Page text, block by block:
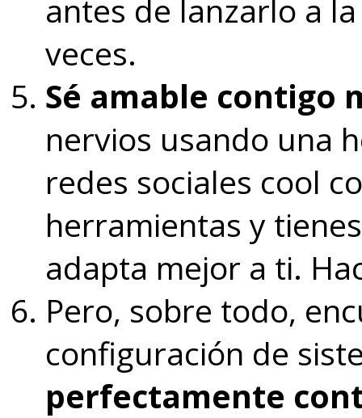
antes de lanzarlo a
veces.
Sé amable contigo
nervios usando una
redes sociales cool
herramientas y
adapta mejor a ti.
Pero, sobre todo,
configuración de
perfectamente